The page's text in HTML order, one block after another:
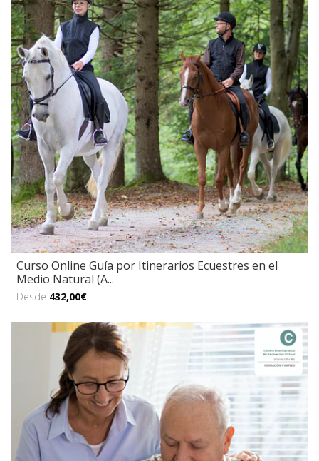
Curso Online Guía por Itinerarios Ecuestres en el
Medio Natural (A...
Desde 432,00€